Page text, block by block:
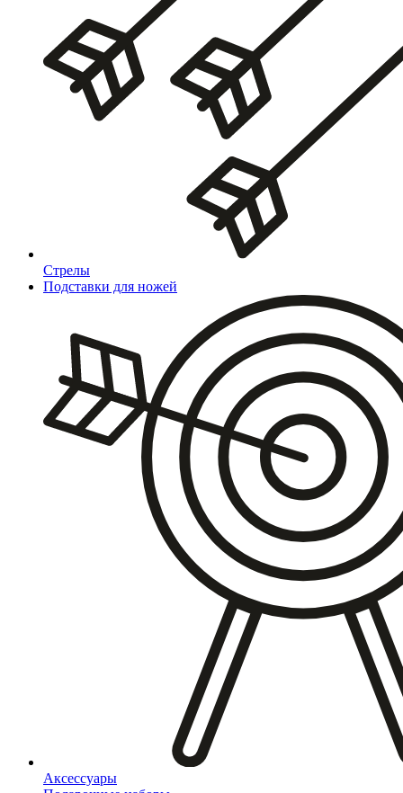
Стрелы
Подставки для ножей
Аксессуары